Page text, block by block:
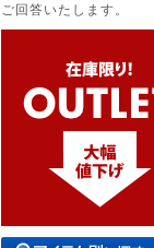
ご回答いたします。